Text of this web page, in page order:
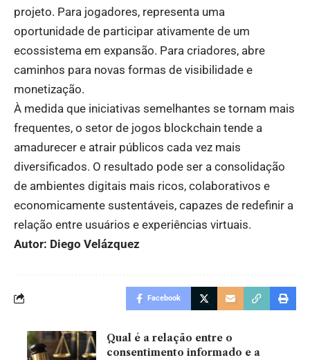
projeto. Para jogadores, representa uma
oportunidade de participar ativamente de um
ecossistema em expansão. Para criadores, abre
caminhos para novas formas de visibilidade e
monetização.
À medida que iniciativas semelhantes se tornam mais
frequentes, o setor de jogos blockchain tende a
amadurecer e atrair públicos cada vez mais
diversificados. O resultado pode ser a consolidação
de ambientes digitais mais ricos, colaborativos e
economicamente sustentáveis, capazes de redefinir a
relação entre usuários e experiências virtuais.
Autor: Diego Velázquez
Facebook
Qual é a relação entre o
consentimento informado e a